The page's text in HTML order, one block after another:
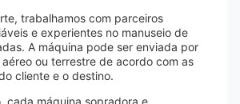
trabalhamos com parceiros
​​e experientes no manuseio de
A máquina pode ser enviada por
ou terrestre de acordo com as
cliente e o destino.
cada máquina sopradora e